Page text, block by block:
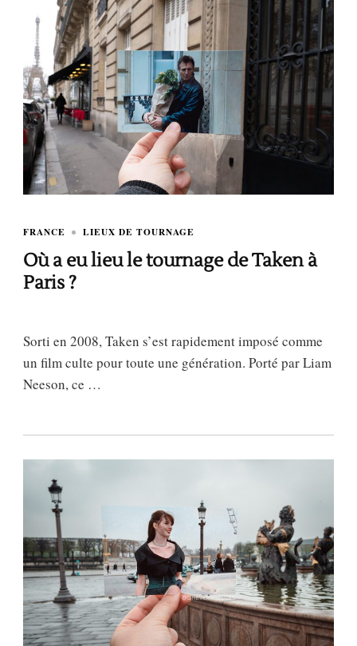
FRANCE LIEUX DE TOURNAGE
Où a eu lieu le tournage de Taken à
Paris ?
Sorti en 2008, Taken s’est rapidement imposé comme
un film culte pour toute une génération. Porté par Liam
Neeson, ce …